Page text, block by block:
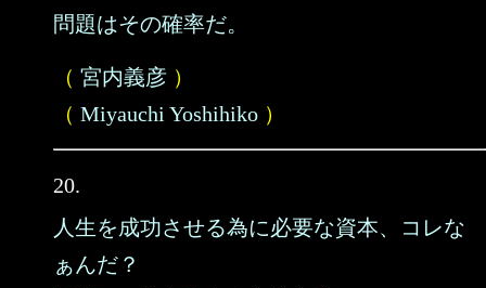
問題はその確率だ。
（ 宮内義彦 ）
（ Miyauchi Yoshihiko ）
20.
人生を成功させる為に必要な資本、コレな
ぁんだ？